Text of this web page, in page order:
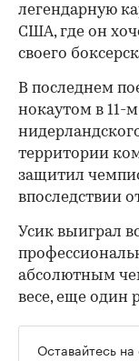
легендарную
США, где он
своего
В последнем
нокаутом в 11-
территории
защитил
впоследствии
Усик выиграл
абсолютным
весе, еще один
Оставайтесь